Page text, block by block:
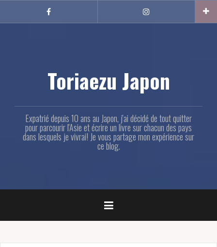
Facebook
Toriaezu Japon
Expatrié depuis 10 ans au Japon, j'ai décidé de tout quitter
pour parcourir l'Asie et écrire un livre sur chacun des pays
dans lesquels je vivrai! Je vous partage mon expérience sur
ce blog.